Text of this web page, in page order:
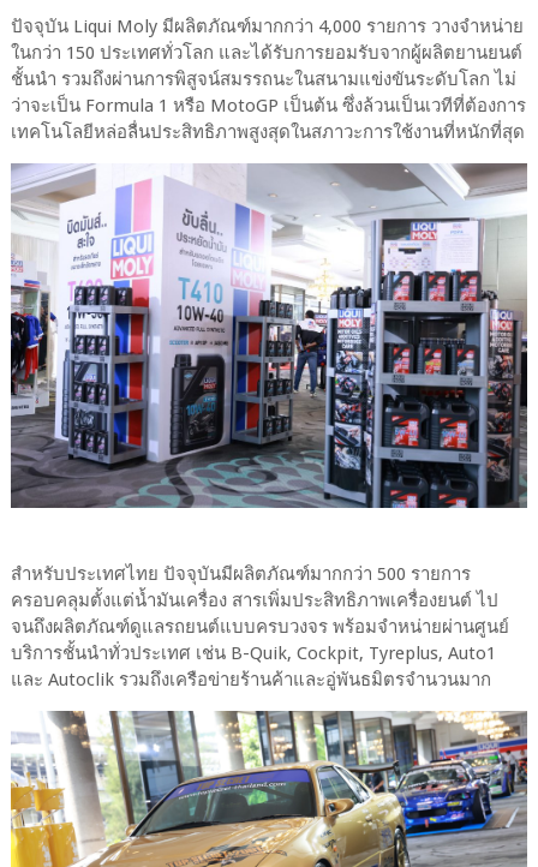
ปัจจุบัน Liqui Moly มีผลิตภัณฑ์มากกว่า 4,000 รายการ วางจำหน่าย
ในกว่า 150 ประเทศทั่วโลก และได้รับการยอมรับจากผู้ผลิตยานยนต์
ชั้นนำ รวมถึงผ่านการพิสูจน์สมรรถนะในสนามแข่งขันระดับโลก ไม่
ว่าจะเป็น Formula 1 หรือ MotoGP เป็นต้น ซึ่งล้วนเป็นเวทีที่ต้องการ
เทคโนโลยีหล่อลื่นประสิทธิภาพสูงสุดในสภาวะการใช้งานที่หนักที่สุด
สำหรับประเทศไทย ปัจจุบันมีผลิตภัณฑ์มากกว่า 500 รายการ
ครอบคลุมตั้งแต่น้ำมันเครื่อง สารเพิ่มประสิทธิภาพเครื่องยนต์ ไป
จนถึงผลิตภัณฑ์ดูแลรถยนต์แบบครบวงจร พร้อมจำหน่ายผ่านศูนย์
บริการชั้นนำทั่วประเทศ เช่น B-Quik, Cockpit, Tyreplus, Auto1
และ Autoclik รวมถึงเครือข่ายร้านค้าและอู่พันธมิตรจำนวนมาก